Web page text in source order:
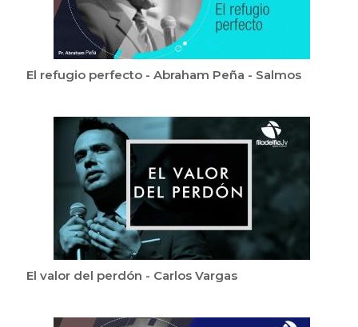
El refugio perfecto - Abraham Peña - Salmos
El valor del perdón - Carlos Vargas